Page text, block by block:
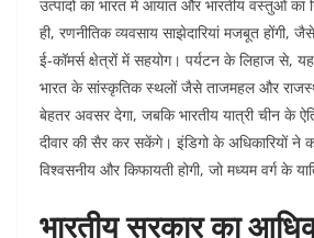
उत्पादों का भारत में आयात और भारतीय वस्तुओं का
ही, रणनीतिक व्यवसाय साझेदारियां मजबूत होंगी, जैसे
ई-कॉमर्स क्षेत्रों में सहयोग। पर्यटन के लिहाज से,
भारत के सांस्कृतिक स्थलों जैसे ताजमहल और
बेहतर अवसर देगा, जबकि भारतीय यात्री चीन के
दीवार की सैर कर सकेंगे। इंडिगो के अधिकारियों ने
विश्वसनीय और किफायती होगी, जो मध्यम वर्ग के
भारतीय सरकार का